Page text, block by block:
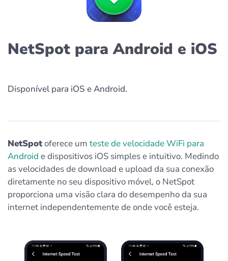
NetSpot para Android e iOS
Disponível para iOS e Android.
NetSpotoferece um teste de velocidade WiFi para
Android e dispositivos iOS simples e intuitivo. Medindo
as velocidades de download e upload da sua conexão
diretamente no seu dispositivo móvel, o NetSpot
proporciona uma visão clara do desempenho da sua
internet independentemente de onde você esteja.